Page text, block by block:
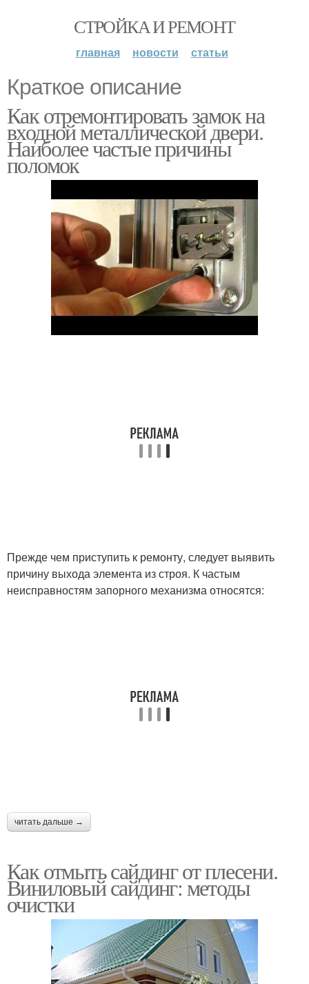
СТРОЙКА И РЕМОНТ
главная новости статьи
Краткое описание
Как отремонтировать замок на
входной металлической двери.
Наиболее частые причины
поломок
Прежде чем приступить к ремонту, следует выявить
причину выхода элемента из строя. К частым
неисправностям запорного механизма относятся:
читать дальше →
Как отмыть сайдинг от плесени.
Виниловый сайдинг: методы
очистки